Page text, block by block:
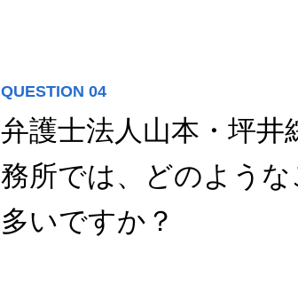
QUESTION 04
弁護士法人山本・坪井
務所では、どのよう
多いですか？